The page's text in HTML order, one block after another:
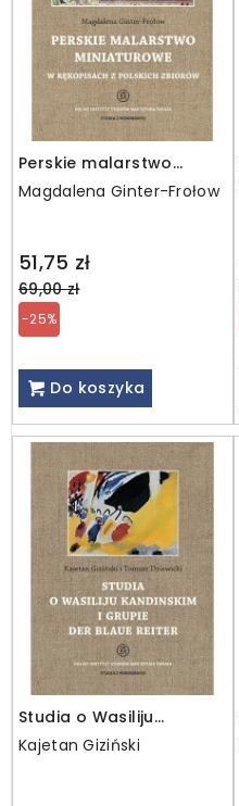
Perskie malarstwo
miniaturowe w
rękopisach z polskich
Magdalena Ginter-Frołow
51,75 zł
Regular
price
69,00 zł
-25%
Do koszyka
Studia o Wasiliju
Kandinskim i grupie Der
Blaue Reiter
Kajetan Giziński